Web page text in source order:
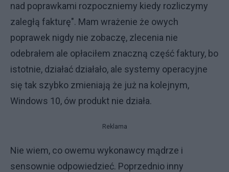
nad poprawkami rozpoczniemy kiedy rozliczymy
zaległą fakturę". Mam wrażenie że owych
poprawek nigdy nie zobaczę, zlecenia nie
odebrałem ale opłaciłem znaczną część faktury, bo
istotnie, działać działało, ale systemy operacyjne
się tak szybko zmieniają że już na kolejnym,
Windows 10, ów produkt nie działa.
Reklama
Nie wiem, co owemu wykonawcy mądrze i
sensownie odpowiedzieć. Poprzednio inny